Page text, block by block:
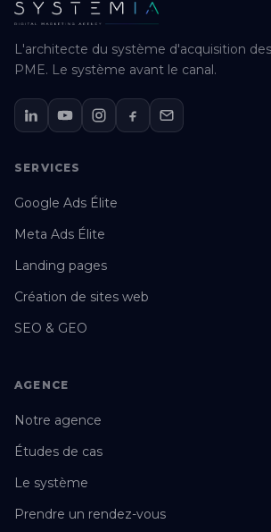
L'architecte du système d'acquisition des
PME. Le système avant le canal.
SERVICES
Google Ads Élite
Meta Ads Élite
Landing pages
Création de sites web
SEO & GEO
AGENCE
Notre agence
Études de cas
Le système
Prendre un rendez-vous